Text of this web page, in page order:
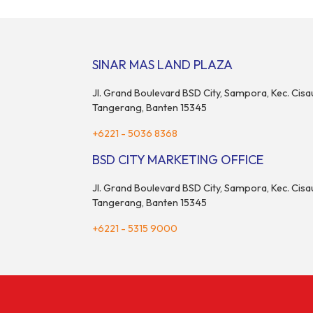
SINAR MAS LAND PLAZA
Jl. Grand Boulevard BSD City, Sampora, Kec.
Tangerang, Banten 15345
+6221 - 5036 8368
BSD CITY MARKETING OFFICE
Jl. Grand Boulevard BSD City, Sampora, Kec.
Tangerang, Banten 15345
+6221 - 5315 9000